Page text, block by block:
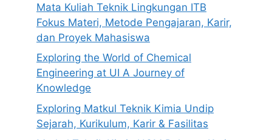
Mata Kuliah Teknik Lingkungan ITB
Fokus Materi, Metode Pengajaran, Karir,
dan Proyek Mahasiswa
Exploring the World of Chemical
Engineering at UI A Journey of
Knowledge
Exploring Matkul Teknik Kimia Undip
Sejarah, Kurikulum, Karir & Fasilitas